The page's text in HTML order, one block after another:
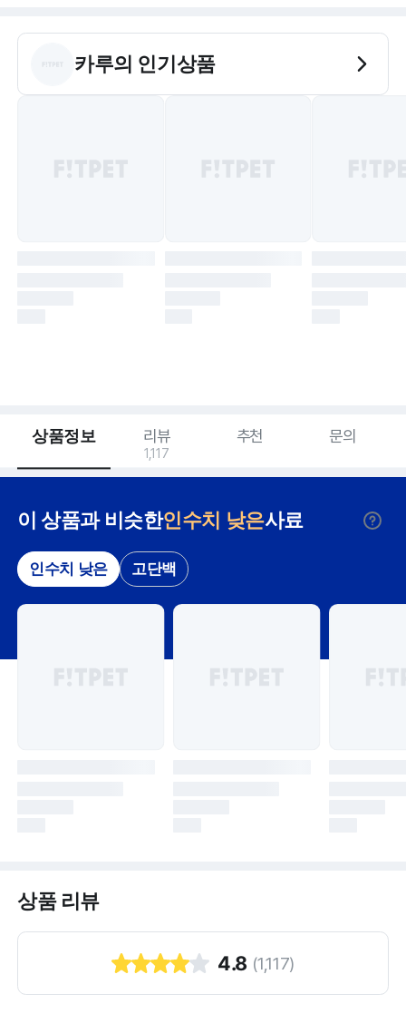
카루의 인기상품
상품정보 리뷰
1,117
추천 문의
이 상품과 비슷한인수치 낮은사료
인수치 낮은 고단백
상품 리뷰
4.8 (1,117)